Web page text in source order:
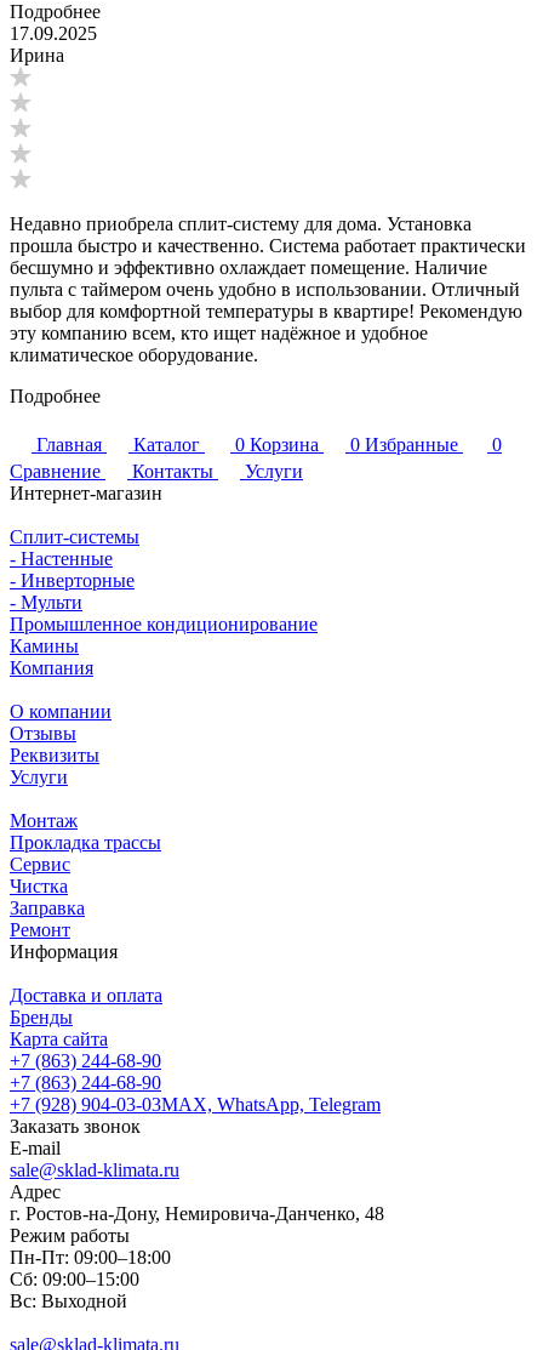
Подробнее
17.09.2025
Ирина
Недавно приобрела сплит-систему для дома. Установка
прошла быстро и качественно. Система работает практически
бесшумно и эффективно охлаждает помещение. Наличие
пульта с таймером очень удобно в использовании. Отличный
выбор для комфортной температуры в квартире! Рекомендую
эту компанию всем, кто ищет надёжное и удобное
климатическое оборудование.
Подробнее
Главная Каталог 0 Корзина 0 Избранные
0
Сравнение
Контакты
Услуги
Интернет-магазин
Сплит-системы
- Настенные
- Инверторные
- Мульти
Промышленное кондиционирование
Камины
Компания
О компании
Отзывы
Реквизиты
Услуги
Монтаж
Прокладка трассы
Сервис
Чистка
Заправка
Ремонт
Информация
Доставка и оплата
Бренды
Карта сайта
+7 (863) 244-68-90
+7 (863) 244-68-90
+7 (928) 904-03-03MAX, WhatsApp, Telegram
Заказать звонок
E-mail
sale@sklad-klimata.ru
Адрес
г. Ростов-на-Дону, Немировича-Данченко, 48
Режим работы
Пн-Пт: 09:00–18:00
Сб: 09:00–15:00
Вс: Выходной
sale@sklad-klimata.ru